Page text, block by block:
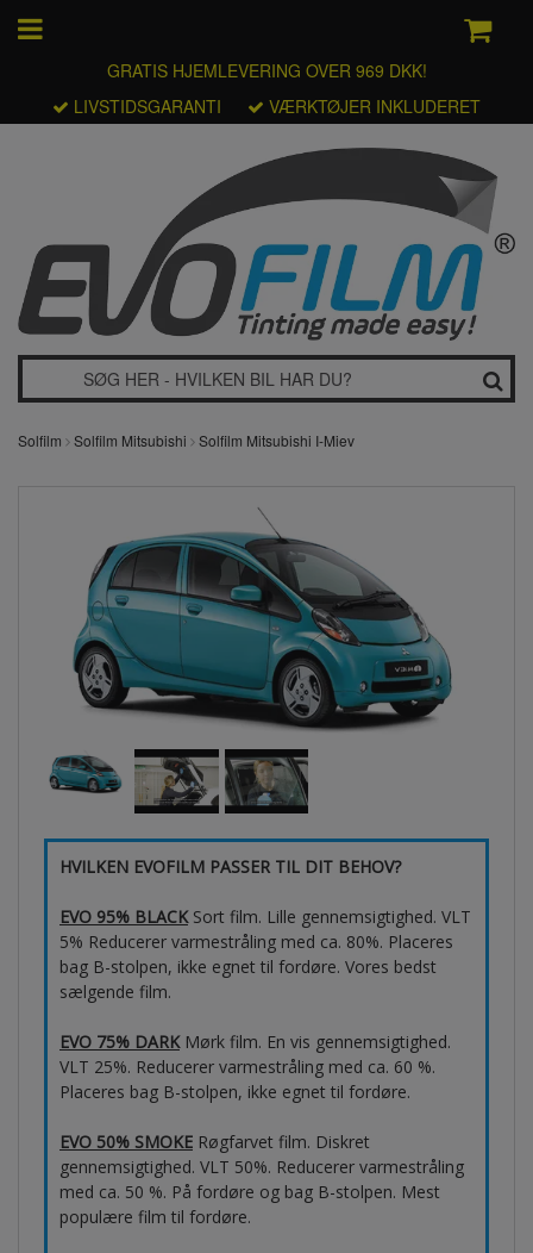
GRATIS HJEMLEVERING OVER 969 DKK!
LIVSTIDSGARANTI
VÆRKTØJER INKLUDERET
Solfilm Solfilm Mitsubishi Solfilm Mitsubishi I-Miev
HVILKEN EVOFILM PASSER TIL DIT BEHOV?
EVO 95% BLACKSort film. Lille gennemsigtighed. VLT
5% Reducerer varmestråling med ca. 80%. Placeres
bag B-stolpen, ikke egnet til fordøre. Vores bedst
sælgende film.
EVO 75% DARKMørk film. En vis gennemsigtighed.
VLT 25%. Reducerer varmestråling med ca. 60 %.
Placeres bag B-stolpen, ikke egnet til fordøre.
EVO 50% SMOKE Røgfarvet film. Diskret
gennemsigtighed. VLT 50%. Reducerer varmestråling
med ca. 50 %. På fordøre og bag B-stolpen. Mest
populære film til fordøre.